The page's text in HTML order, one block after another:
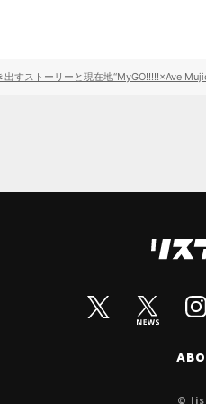
すストーリーと現在地“MyGO!!!!!×Ave
©